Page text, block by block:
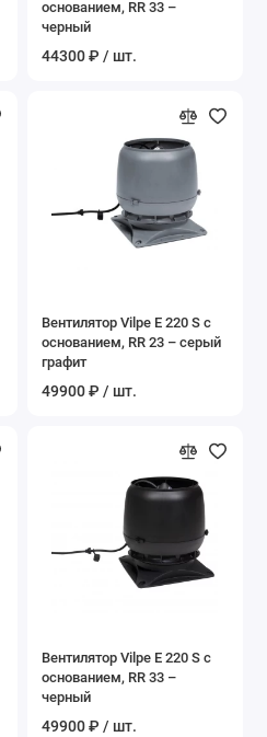
основанием, RR 33 –
черный
44300 ₽ / шт.
Вентилятор Vilpe E 220 S c
основанием, RR 23 – серый
графит
49900 ₽ / шт.
Вентилятор Vilpe E 220 S c
основанием, RR 33 –
черный
49900 ₽ / шт.